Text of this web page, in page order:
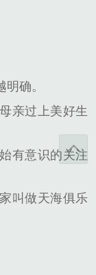
确。
亲过上美好生
有意识的关注
叫做天海俱乐